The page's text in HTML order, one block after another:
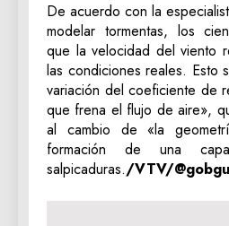
De acuerdo con la
modelar tormentas, los
que la velocidad del viento
las condiciones reales. Esto
variación del coeficiente de
que frena el flujo de aire»,
al cambio de «la
formación de una
salpicaduras./VTV/